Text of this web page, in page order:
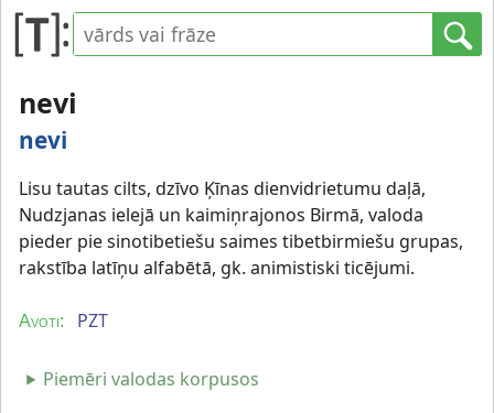
nevi
nevi
Lisu tautas cilts, dzīvo Ķīnas dienvidrietumu daļā,
Nudzjanas ielejā un kaimiņrajonos Birmā, valoda
pieder pie sinotibetiešu saimes tibetbirmiešu grupas,
rakstība latīņu alfabētā, gk. animistiski ticējumi.
Avoti: PZT
Piemēri valodas korpusos